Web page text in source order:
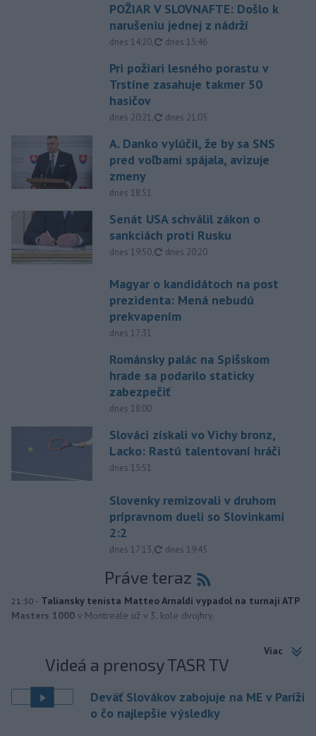
POŽIAR V SLOVNAFTE: Došlo k
narušeniu jednej z nádrží
dnes 14:20, aktualizované
dnes 15:46
Pri požiari lesného porastu v
Trstíne zasahuje takmer 50
hasičov
dnes 20:21, aktualizované
dnes 21:05
A. Danko vylúčil, že by sa SNS
pred voľbami spájala, avizuje
zmeny
dnes 18:51
Senát USA schválil zákon o
sankciách proti Rusku
dnes 19:50, aktualizované
dnes 20:20
Magyar o kandidátoch na post
prezidenta: Mená nebudú
prekvapením
dnes 17:31
Románsky palác na Spišskom
hrade sa podarilo staticky
zabezpečiť
dnes 18:00
Slováci získali vo Vichy bronz,
Lacko: Rastú talentovaní hráči
dnes 15:51
Slovenky remizovali v druhom
prípravnom dueli so Slovinkami
2:2
dnes 17:13, aktualizované
dnes 19:45
Práve teraz
21:30 - Taliansky tenista Matteo Arnaldi vypadol na turnaji ATP
Masters 1000 v Montreale už v 3. kole dvojhry.
Viac
Videá a prenosy TASR TV
Deväť Slovákov zabojuje na ME v Paríži
o čo najlepšie výsledky